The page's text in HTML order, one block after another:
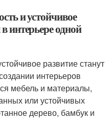
и устойчивое
интерьере одной
развитие станут
интерьеров
мебель и материалы,
или устойчивых
дерево, бамбук и